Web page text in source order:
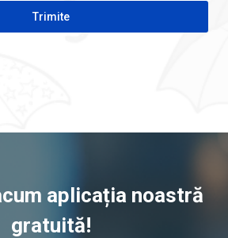
aplicația noastră
gratuită!